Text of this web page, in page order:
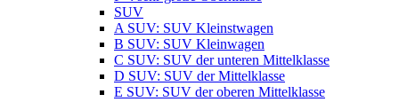
SUV
A SUV: SUV Kleinstwagen
B SUV: SUV Kleinwagen
C SUV: SUV der unteren Mittelklasse
D SUV: SUV der Mittelklasse
E SUV: SUV der oberen Mittelklasse